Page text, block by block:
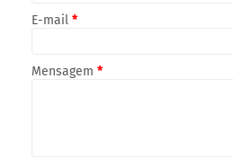
E-mail *
Mensagem *